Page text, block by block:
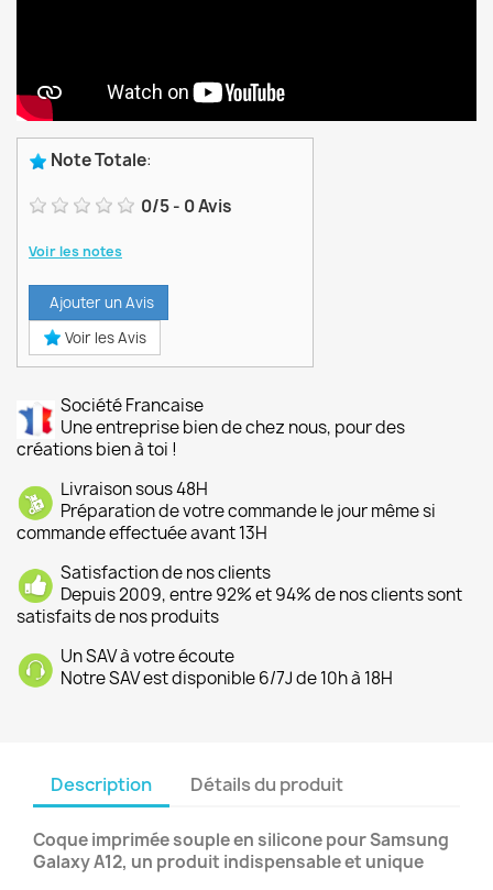
Note Totale:
0/5- 0Avis
Voir les notes
Ajouter un Avis
Voir les Avis
Société Francaise
Une entreprise bien de chez nous, pour des
créations bien à toi !
Livraison sous 48H
Préparation de votre commande le jour même si
commande effectuée avant 13H
Satisfaction de nos clients
Depuis 2009, entre 92% et 94% de nos clients sont
satisfaits de nos produits
Un SAV à votre écoute
Notre SAV est disponible 6/7J de 10h à 18H
Description Détails du produit
Coque imprimée souple en silicone pour Samsung
Galaxy A12, un produit indispensable et unique